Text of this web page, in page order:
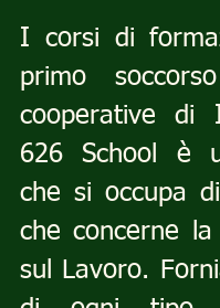
I corsi di
primo
cooperative di
626 School è
che si occupa
che concerne la
sul Lavoro.